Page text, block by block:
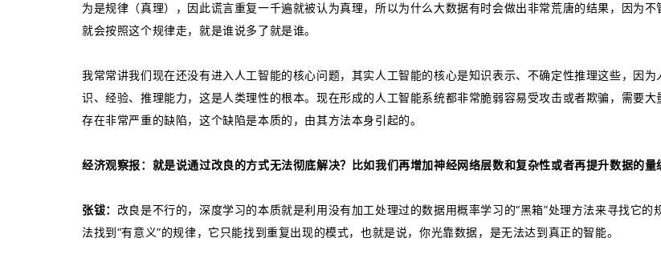
为是规律（真理），因此谎言重复一千遍就被认为真理，所以为什么大数据有时会做出非常荒唐的结果，因为
就会按照这个规律走，就是谁说多了就是谁。
我常常讲我们现在还没有进入人工智能的核心问题，其实人工智能的核心是知识表示、不确定性推理这些，因为
识、经验、推理能力，这是人类理性的根本。现在形成的人工智能系统都非常脆弱容易受攻击或者欺骗，需要大
存在非常严重的缺陷，这个缺陷是本质的，由其方法本身引起的。
经济观察报：就是说通过改良的方式无法彻底解决？比如我们再增加神经网络层数和复杂性或者再提升数据的量
张钹： 改良是不行的，深度学习的本质就是利用没有加工处理过的数据用概率学习的“黑箱”处理方法来寻找它的
法找到“有意义”的规律，它只能找到重复出现的模式，也就是说，你光靠数据，是无法达到真正的智能。